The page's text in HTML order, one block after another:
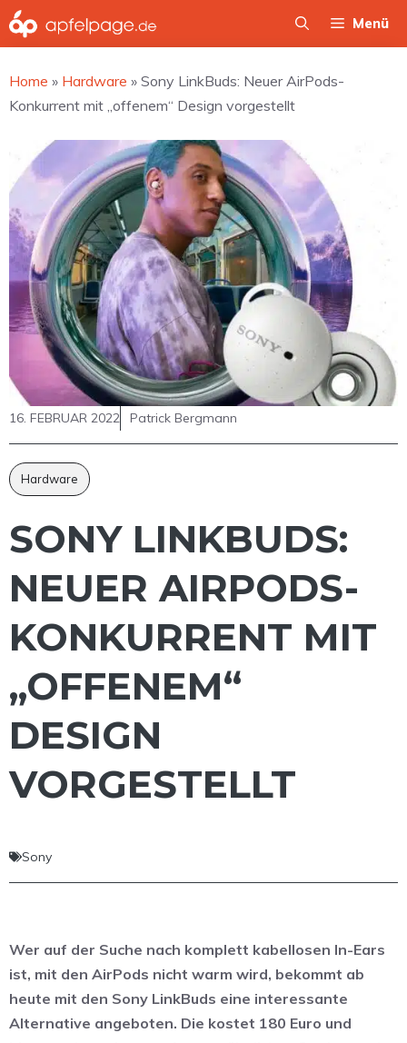
Zum
Inhalt
Menü
Home » Hardware » Sony LinkBuds: Neuer AirPods-
Konkurrent mit „offenem“ Design vorgestellt
16. FEBRUAR 2022 Patrick Bergmann
Hardware
SONY LINKBUDS:
NEUER AIRPODS-
KONKURRENT MIT
„OFFENEM“
DESIGN
VORGESTELLT
Sony
Wer auf der Suche nach komplett kabellosen In-Ears
ist, mit den AirPods nicht warm wird, bekommt ab
heute mit den Sony LinkBuds eine interessante
Alternative angeboten. Die kostet 180 Euro und